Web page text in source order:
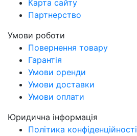
Карта сайту
Партнерство
Умови роботи
Повернення товару
Гарантія
Умови оренди
Умови доставки
Умови оплати
Юридична інформація
Політика конфіденційності